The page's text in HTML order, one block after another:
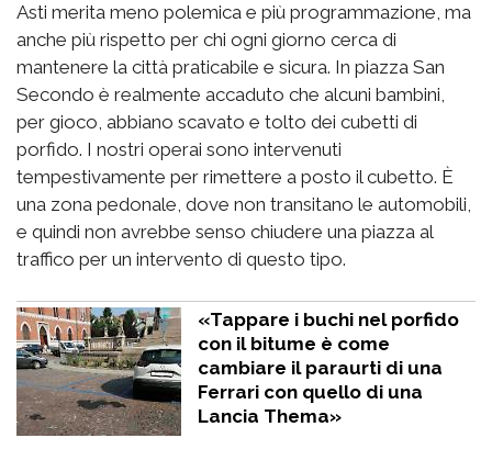
Asti merita meno polemica e più programmazione, ma
anche più rispetto per chi ogni giorno cerca di
mantenere la città praticabile e sicura. In piazza San
Secondo è realmente accaduto che alcuni bambini,
per gioco, abbiano scavato e tolto dei cubetti di
porfido. I nostri operai sono intervenuti
tempestivamente per rimettere a posto il cubetto. È
una zona pedonale, dove non transitano le automobili,
e quindi non avrebbe senso chiudere una piazza al
traffico per un intervento di questo tipo.
«Tappare i buchi nel porfido
con il bitume è come
cambiare il paraurti di una
Ferrari con quello di una
Lancia Thema»